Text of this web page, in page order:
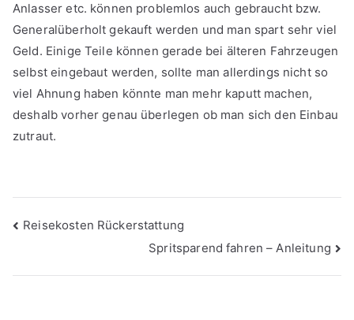
Anlasser etc. können problemlos auch gebraucht bzw.
Generalüberholt gekauft werden und man spart sehr viel
Geld. Einige Teile können gerade bei älteren Fahrzeugen
selbst eingebaut werden, sollte man allerdings nicht so
viel Ahnung haben könnte man mehr kaputt machen,
deshalb vorher genau überlegen ob man sich den Einbau
zutraut.
Beitragsnavigation
Reisekosten Rückerstattung
Spritsparend fahren – Anleitung